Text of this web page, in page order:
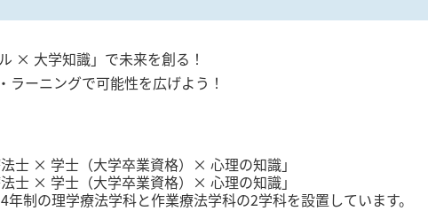
× 大学知識」で未来を創る！
ラーニングで可能性を広げよう！
法士 × 学士（大学卒業資格）× 心理の知識」
法士 × 学士（大学卒業資格）× 心理の知識」
年制の理学療法学科と作業療法学科の2学科を設置しています。